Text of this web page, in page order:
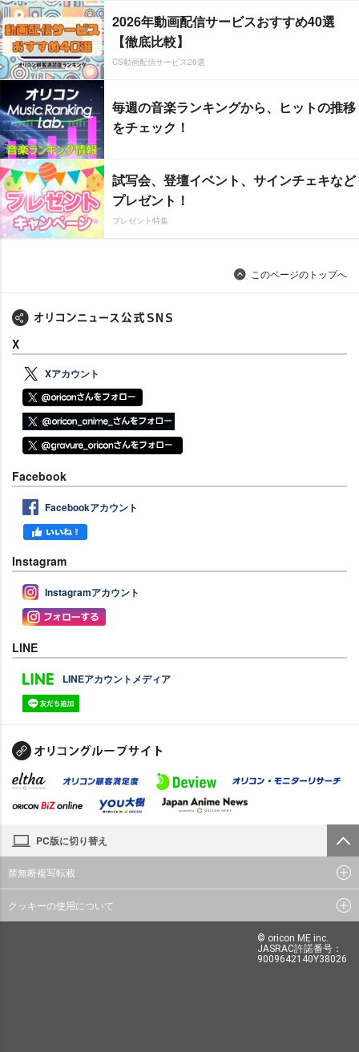
2026年動画配信サービスおすすめ40選
【徹底比較】
CS動画配信サービス20選
毎週の音楽ランキングから、ヒットの推移
をチェック！
試写会、登壇イベント、サインチェキなど
プレゼント！
プレゼント特集
このページのトップへ
X
Xアカウント
Facebook
Facebookアカウント
Instagram
Instagramアカウント
LINE
LINEアカウントメディア
PC版に切り替え
禁無断複写転載
クッキーの使用について
© oricon ME inc.
JASRAC許諾番号：
9009642140Y38026